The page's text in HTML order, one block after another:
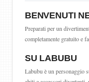
BENVENUTI
Preparati per un
completamente gratuito e
SU LABUBU
Labubu è un personaggio